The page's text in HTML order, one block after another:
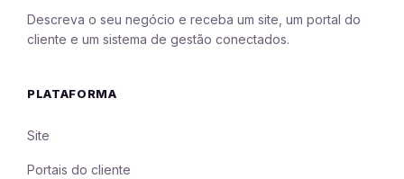
Descreva o seu negócio e receba um site, um portal do
cliente e um sistema de gestão conectados.
PLATAFORMA
Site
Portais do cliente